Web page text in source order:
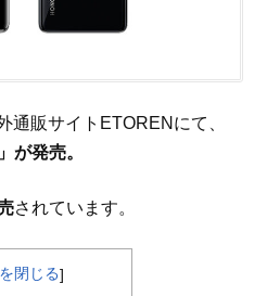
通販サイトETORENにて、
が発売。
されています。
閉じる]